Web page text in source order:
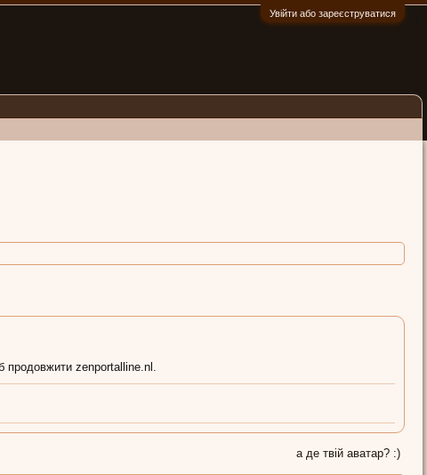
Увійти або зареєструватися
продовжити zenportalline.nl.
а де твій аватар? :)